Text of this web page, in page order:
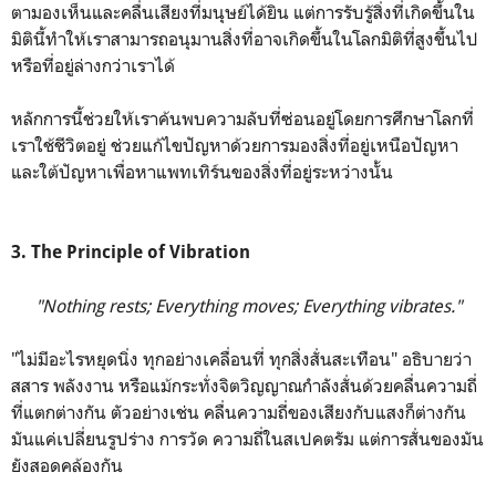
ตามองเห็นและคลื่นเสียงที่มนุษย์ได้ยิน แต่การรับรู้สิ่งที่เกิดขึ้นใน
มิตินี้ทำให้เราสามารถอนุมานสิ่งที่อาจเกิดขึ้นในโลกมิติที่สูงขึ้นไป
หรือที่อยู่ล่างกว่าเราได้
หลักการนี้ช่วยให้เราค้นพบความลับที่ซ่อนอยู่โดยการศึกษาโลกที่
เราใช้ชีวิตอยู่ ช่วยแก้ไขปัญหาด้วยการมองสิ่งที่อยู่เหนือปัญหา
และใต้ปัญหาเพื่อหาแพทเทิร์นของสิ่งที่อยู่ระหว่างนั้น
3. The Principle of Vibration
"Nothing rests; Everything moves; Everything vibrates."
"ไม่มีอะไรหยุดนิ่ง ทุกอย่างเคลื่อนที่ ทุกสิ่งสั่นสะเทือน" อธิบายว่า
สสาร พลังงาน หรือแม้กระทั่งจิตวิญญาณกำลังสั่นด้วยคลื่นความถี่
ที่แตกต่างกัน ตัวอย่างเช่น คลื่นความถี่ของเสียงกับแสงก็ต่างกัน
มันแค่เปลี่ยนรูปร่าง การวัด ความถี่ในสเปคตรัม แต่การสั่นของมัน
ยังสอดคล้องกัน